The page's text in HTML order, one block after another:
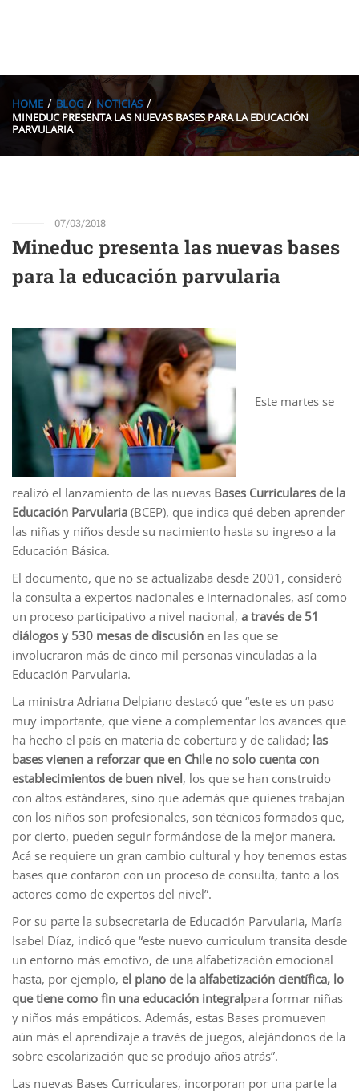
HOME BLOG
NOTICIAS
MINEDUC PRESENTA LAS NUEVAS BASES PARA LA EDUCACIÓN
PARVULARIA
07/03/2018
Mineduc presenta las nuevas bases
para la educación parvularia
Este martes se
realizó el lanzamiento de las nuevas Bases Curriculares de la
Educación Parvularia (BCEP), que indica qué deben aprender
las niñas y niños desde su nacimiento hasta su ingreso a la
Educación Básica.
El documento, que no se actualizaba desde 2001, consideró
la consulta a expertos nacionales e internacionales, así como
un proceso participativo a nivel nacional, a través de 51
diálogos y 530 mesas de discusión en las que se
involucraron más de cinco mil personas vinculadas a la
Educación Parvularia.
La ministra Adriana Delpiano destacó que “este es un paso
muy importante, que viene a complementar los avances que
ha hecho el país en materia de cobertura y de calidad; las
bases vienen a reforzar que en Chile no solo cuenta con
establecimientos de buen nivel, los que se han construido
con altos estándares, sino que además que quienes trabajan
con los niños son profesionales, son técnicos formados que,
por cierto, pueden seguir formándose de la mejor manera.
Acá se requiere un gran cambio cultural y hoy tenemos estas
bases que contaron con un proceso de consulta, tanto a los
actores como de expertos del nivel”.
Por su parte la subsecretaria de Educación Parvularia, María
Isabel Díaz, indicó que “este nuevo curriculum transita desde
un entorno más emotivo, de una alfabetización emocional
hasta, por ejemplo, el plano de la alfabetización científica, lo
que tiene como fin una educación integralpara formar niñas
y niños más empáticos. Además, estas Bases promueven
aún más el aprendizaje a través de juegos, alejándonos de la
sobre escolarización que se produjo años atrás”.
Las nuevas Bases Curriculares, incorporan por una parte la